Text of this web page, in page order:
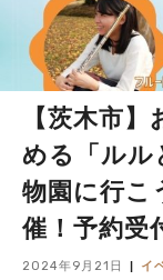
【茨木市
める「ル
物園に行こ
催！予約受
2024年9月21日 イ